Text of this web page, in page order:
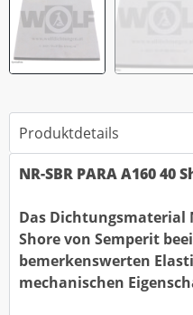
Produktdetails
NR-SBR PARA A160 40
Das Dichtungsmaterial
Shore von Semperit
bemerkenswerten
mechanischen